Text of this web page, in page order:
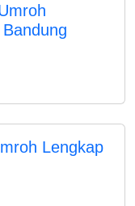
Lengkap